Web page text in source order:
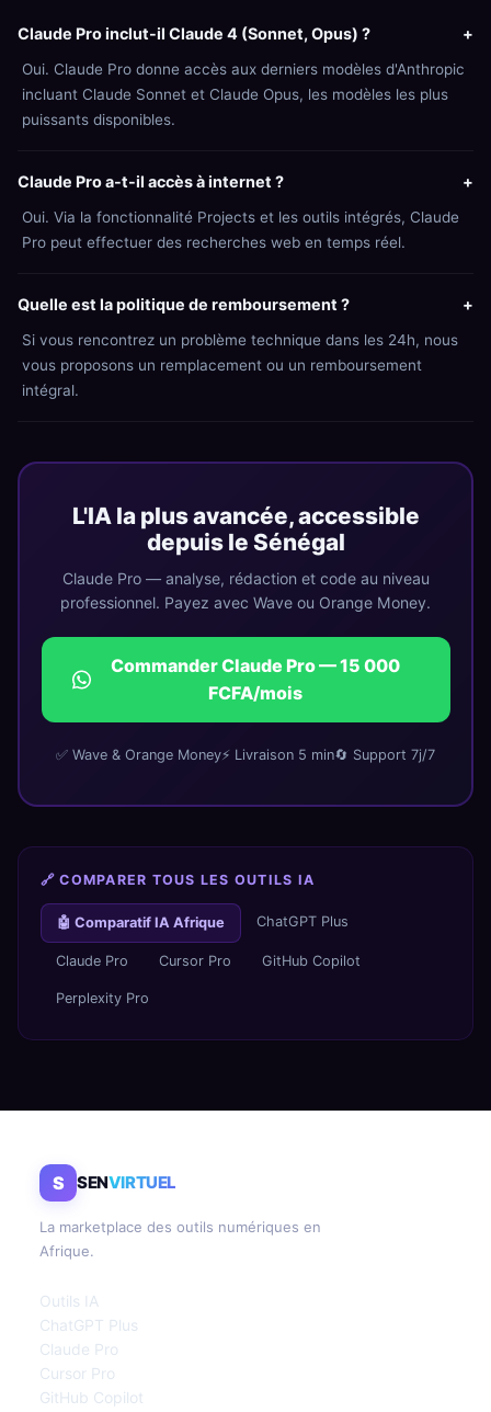
Claude Pro inclut-il Claude 4 (Sonnet, Opus) ? +
Oui. Claude Pro donne accès aux derniers modèles d'Anthropic
incluant Claude Sonnet et Claude Opus, les modèles les plus
puissants disponibles.
Claude Pro a-t-il accès à internet ? +
Oui. Via la fonctionnalité Projects et les outils intégrés, Claude
Pro peut effectuer des recherches web en temps réel.
Quelle est la politique de remboursement ? +
Si vous rencontrez un problème technique dans les 24h, nous
vous proposons un remplacement ou un remboursement
intégral.
L'IA la plus avancée, accessible
depuis le Sénégal
Claude Pro — analyse, rédaction et code au niveau
professionnel. Payez avec Wave ou Orange Money.
Commander Claude Pro — 15 000
FCFA/mois
✅ Wave & Orange Money⚡ Livraison 5 min🔄 Support 7j/7
🔗 COMPARER TOUS LES OUTILS IA
🤖 Comparatif IA Afrique ChatGPT Plus
Claude Pro Cursor Pro GitHub Copilot
Perplexity Pro
S SENVIRTUEL
La marketplace des outils numériques en
Afrique.
Outils IA
ChatGPT Plus
Claude Pro
Cursor Pro
GitHub Copilot